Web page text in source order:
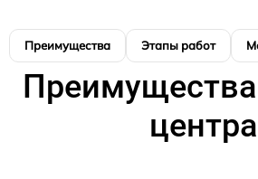
Преимущества Этапы работ
центра